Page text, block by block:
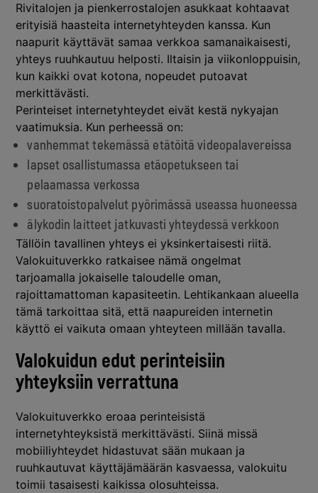
Rivitalojen ja pienkerrostalojen asukkaat kohtaavat
erityisiä haasteita internetyhteyden kanssa. Kun
naapurit käyttävät samaa verkkoa samanaikaisesti,
yhteys ruuhkautuu helposti. Iltaisin ja viikonloppuisin,
kun kaikki ovat kotona, nopeudet putoavat
merkittävästi.
Perinteiset internetyhteydet eivät kestä nykyajan
vaatimuksia. Kun perheessä on:
vanhemmat tekemässä etätöitä videopalavereissa
lapset osallistumassa etäopetukseen tai
pelaamassa verkossa
suoratoistopalvelut pyörimässä useassa huoneessa
älykodin laitteet jatkuvasti yhteydessä verkkoon
Tällöin tavallinen yhteys ei yksinkertaisesti riitä.
Valokuituverkko ratkaisee nämä ongelmat
tarjoamalla jokaiselle taloudelle oman,
rajoittamattoman kapasiteetin. Lehtikankaan alueella
tämä tarkoittaa sitä, että naapureiden internetin
käyttö ei vaikuta omaan yhteyteen millään tavalla.
Valokuidun edut perinteisiin
yhteyksiin verrattuna
Valokuituverkko eroaa perinteisistä
internetyhteyksistä merkittävästi. Siinä missä
mobiiliyhteydet hidastuvat sään mukaan ja
ruuhkautuvat käyttäjämäärän kasvaessa, valokuitu
toimii tasaisesti kaikissa olosuhteissa.